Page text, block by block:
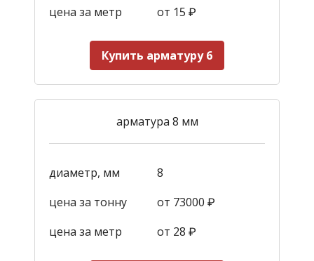
цена за метр
от 15 ₽
Купить арматуру 6
арматура 8 мм
диаметр, мм
8
цена за тонну
от 73000 ₽
цена за метр
от 28 ₽